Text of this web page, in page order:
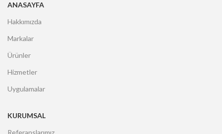
ANASAYFA
Hakkımızda
Markalar
Ürünler
Hizmetler
Uygulamalar
KURUMSAL
Referanslarımız